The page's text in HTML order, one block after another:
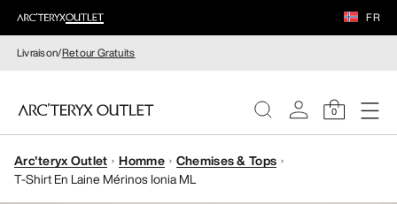
FR
Livraison/Retour Gratuits
0
FEMME
Arc'teryx Outlet Homme
Chemises & Tops
T-Shirt En Laine Mérinos Ionia ML